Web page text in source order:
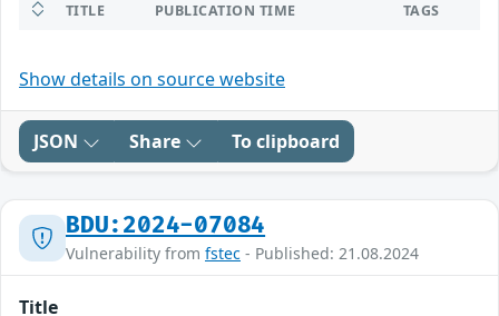
TITLE PUBLICATION TIME TAGS
Show details on source website
JSON Share To clipboard
BDU:2024-07084
Vulnerability from fstec - Published: 21.08.2024
Title